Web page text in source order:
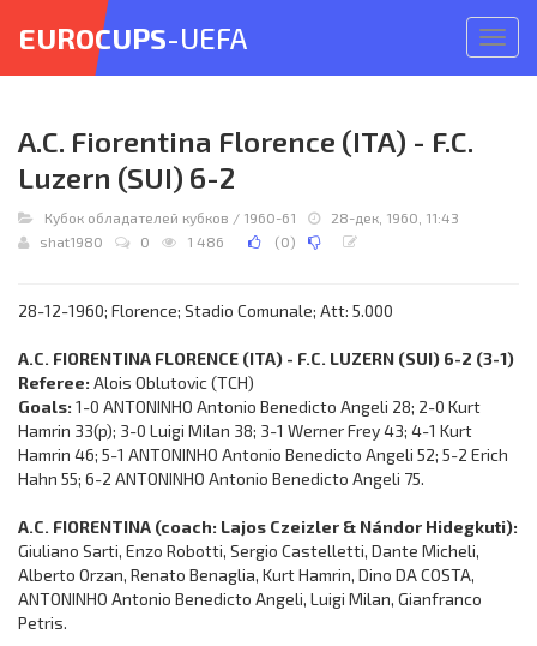
меню
EUROCUPS-UEFA
A.C. Fiorentina Florence (ITA) - F.C.
Luzern (SUI) 6-2
Кубок обладателей кубков / 1960-61
28-дек, 1960, 11:43
shat1980
0 1 486 (0)
28-12-1960; Florence; Stadio Comunale; Att: 5.000
A.C. FIORENTINA FLORENCE (ITA) - F.C. LUZERN (SUI) 6-2 (3-1)
Referee: Alois Oblutovic (TCH)
Goals: 1-0 ANTONINHO Antonio Benedicto Angeli 28; 2-0 Kurt
Hamrin 33(p); 3-0 Luigi Milan 38; 3-1 Werner Frey 43; 4-1 Kurt
Hamrin 46; 5-1 ANTONINHO Antonio Benedicto Angeli 52; 5-2 Erich
Hahn 55; 6-2 ANTONINHO Antonio Benedicto Angeli 75.
A.C. FIORENTINA (coach: Lajos Czeizler & Nándor Hidegkuti):
Giuliano Sarti, Enzo Robotti, Sergio Castelletti, Dante Micheli,
Alberto Orzan, Renato Benaglia, Kurt Hamrin, Dino DA COSTA,
ANTONINHO Antonio Benedicto Angeli, Luigi Milan, Gianfranco
Petris.